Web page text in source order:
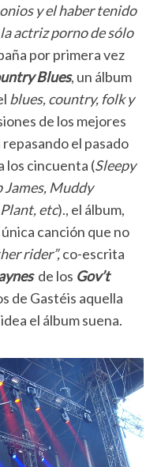
y el haber tenido
actriz porno de sólo
por primera vez
Blues, un álbum
blues, country, folk y
de los mejores
el pasado
los cincuenta (Sleepy
James, Muddy
etc)., el álbum,
canción que no
rider”,co-escrita
de los Gov’t
de Gastéis aquella
el álbum suena.